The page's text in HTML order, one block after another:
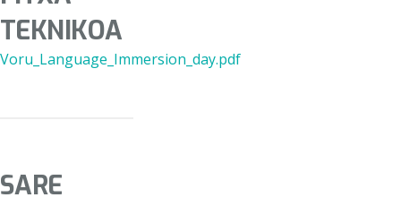
TEKNIKOA
Voru_Language_Immersion_day.pdf
SARE